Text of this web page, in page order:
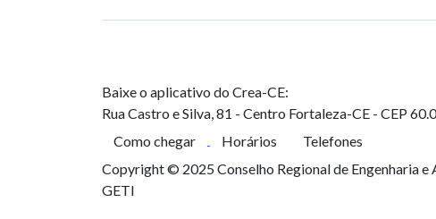
Baixe o aplicativo do Crea-CE:
Rua Castro e Silva, 81 - Centro Fortaleza-CE - CEP
Como chegar
Horários
Telefones
Copyright © 2025 Conselho Regional de Engenharia
GETI